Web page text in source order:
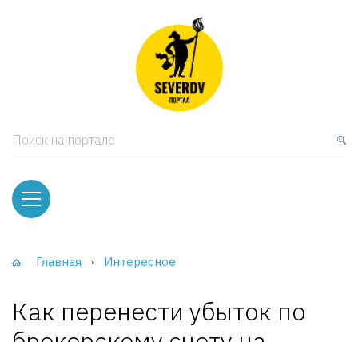
Поиск на портале
Главная Интересное
Как перенести убыток по
и тумбы